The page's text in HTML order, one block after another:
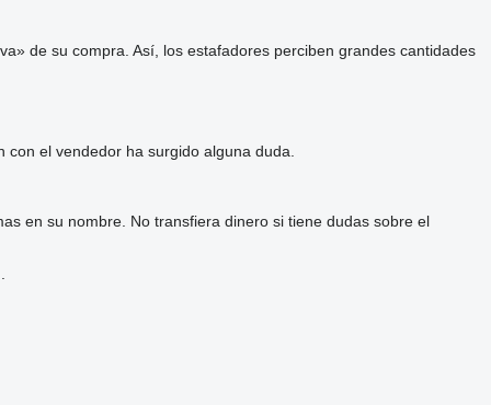
de su compra. Así, los estafadores perciben grandes cantidades
el vendedor ha surgido alguna duda.
en su nombre. No transfiera dinero si tiene dudas sobre el